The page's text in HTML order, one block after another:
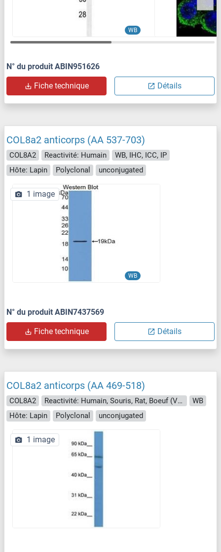
WB
N° du produit ABIN951626
Fiche technique Détails
COL8a2 anticorps (AA 537-703)
COL8A2 Reactivité: Humain
WB, IHC, ICC, IP
Hôte: Lapin
Polyclonal unconjugated
WB
1 image
N° du produit ABIN7437569
Fiche technique Détails
COL8a2 anticorps (AA 469-518)
COL8A2 Reactivité: Humain, Souris, Rat, Boeuf (Vache), Chien, Lapin
WB
Hôte: Lapin
Polyclonal unconjugated
1 image